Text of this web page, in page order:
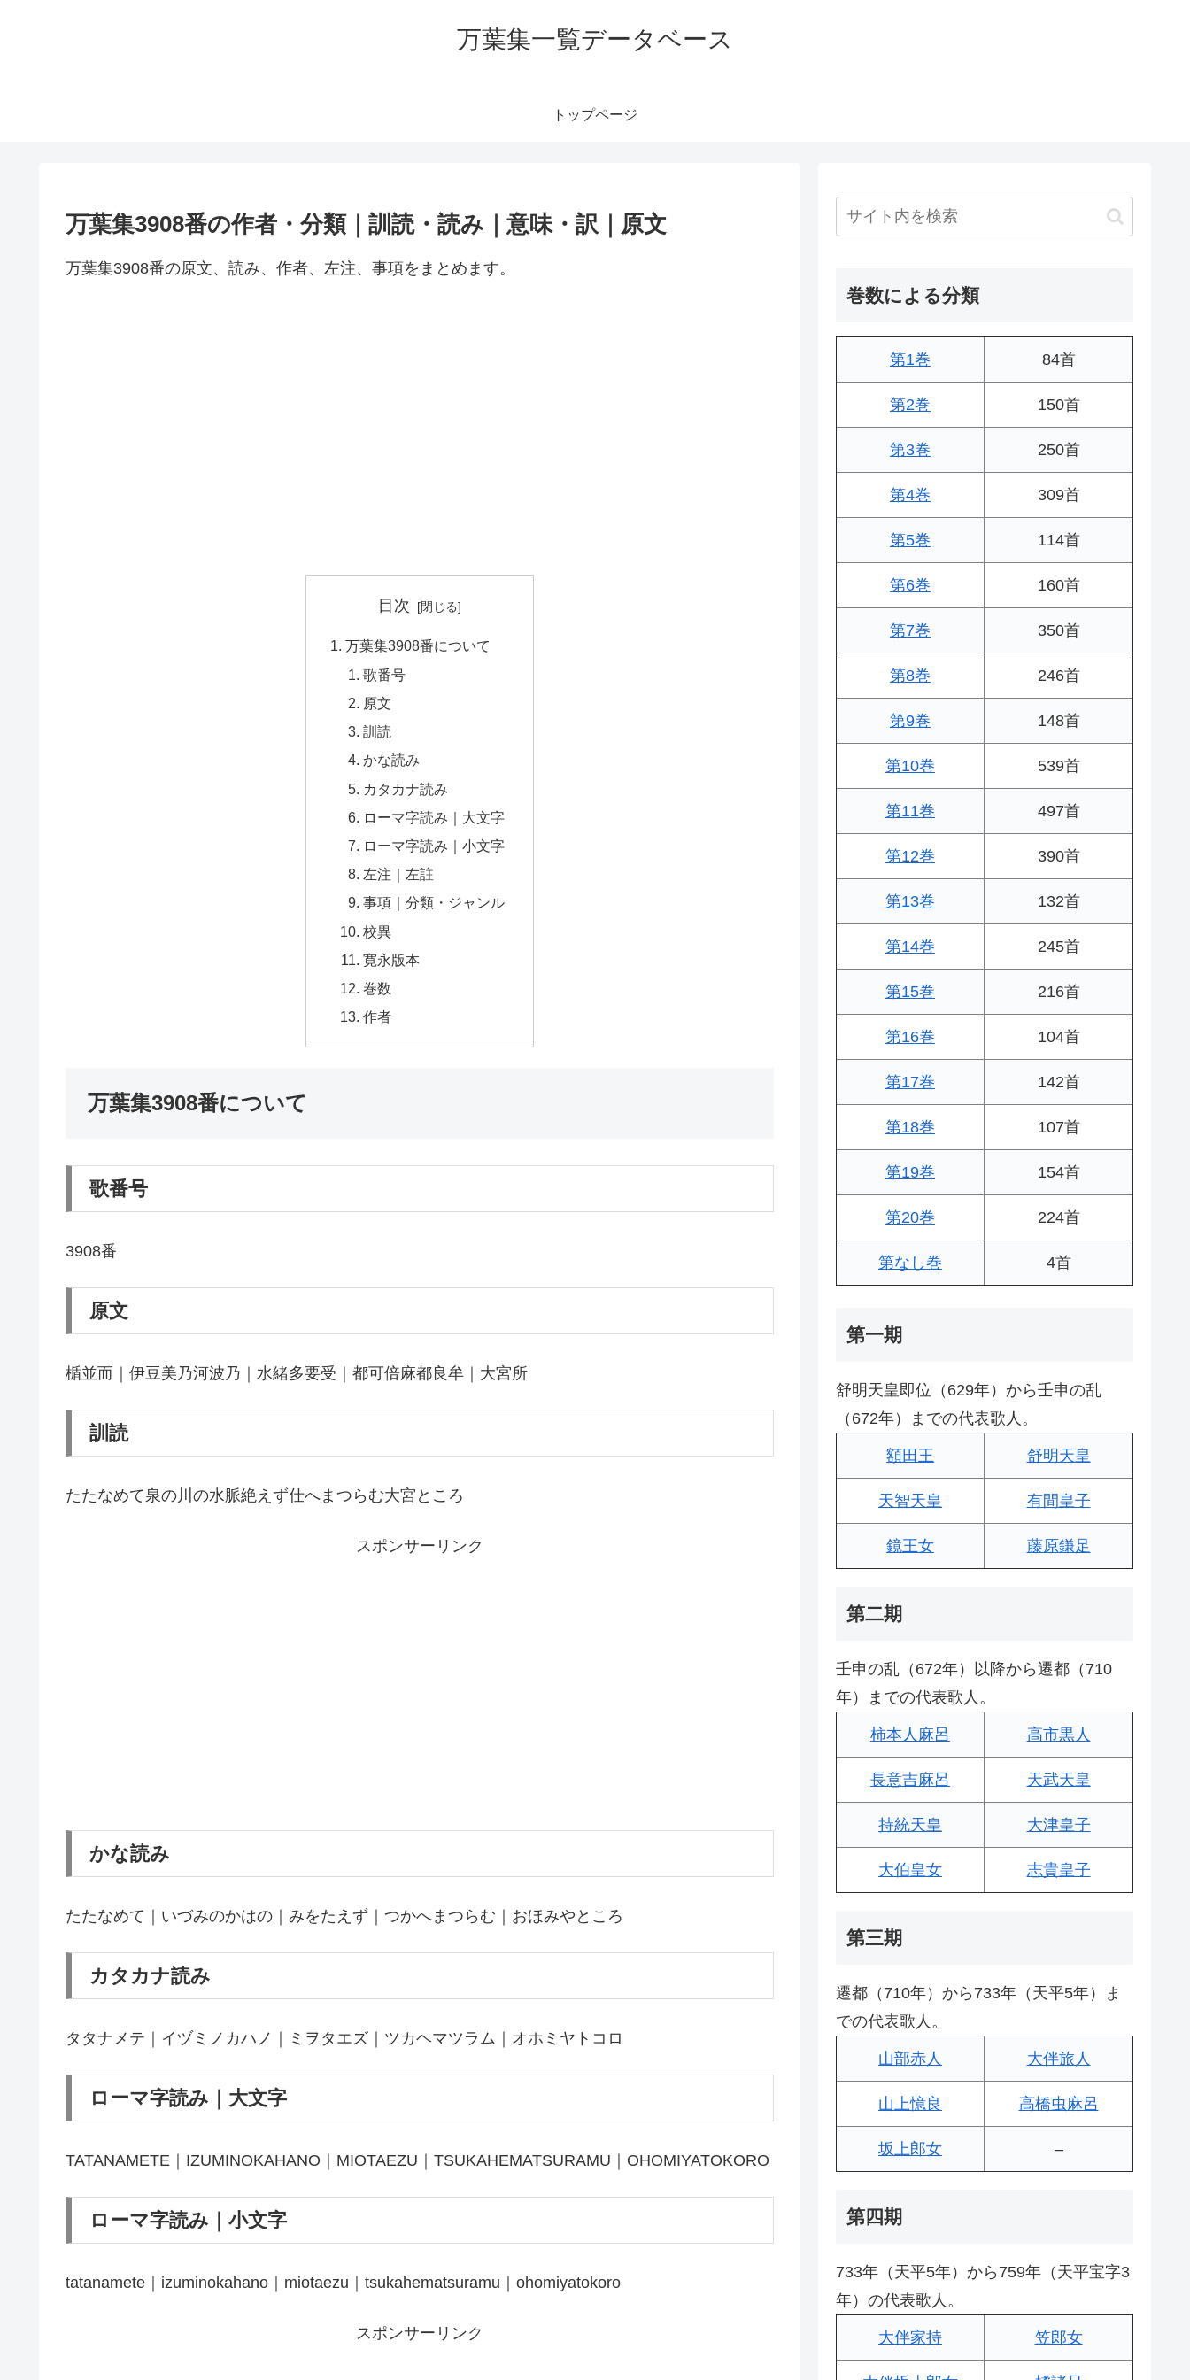
万葉集一覧データベース
トップページ
万葉集3908番の作者・分類｜訓読・読み｜意味・訳｜原文
万葉集3908番の原文、読み、作者、左注、事項をまとめます。
目次
万葉集3908番について
歌番号
原文
訓読
かな読み
カタカナ読み
ローマ字読み｜大文字
ローマ字読み｜小文字
左注｜左註
事項｜分類・ジャンル
校異
寛永版本
巻数
作者
万葉集3908番について
歌番号
3908番
原文
楯並而｜伊豆美乃河波乃｜水緒多要受｜都可倍麻都良牟｜大宮所
訓読
たたなめて泉の川の水脈絶えず仕へまつらむ大宮ところ
スポンサーリンク
かな読み
たたなめて｜いづみのかはの｜みをたえず｜つかへまつらむ｜おほみやところ
カタカナ読み
タタナメテ｜イヅミノカハノ｜ミヲタエズ｜ツカヘマツラム｜オホミヤトコロ
ローマ字読み｜大文字
TATANAMETE｜IZUMINOKAHANO｜MIOTAEZU｜TSUKAHEMATSURAMU｜OHOMIYATOKORO
ローマ字読み｜小文字
tatanamete｜izuminokahano｜miotaezu｜tsukahematsuramu｜ohomiyatokoro
スポンサーリンク
巻数による分類
第1巻 84首
第2巻 150首
第3巻 250首
第4巻 309首
第5巻 114首
第6巻 160首
第7巻 350首
第8巻 246首
第9巻 148首
第10巻 539首
第11巻 497首
第12巻 390首
第13巻 132首
第14巻 245首
第15巻 216首
第16巻 104首
第17巻 142首
第18巻 107首
第19巻 154首
第20巻 224首
第なし巻 4首
第一期
舒明天皇即位（629年）から壬申の乱
（672年）までの代表歌人。
額田王 舒明天皇
天智天皇 有間皇子
鏡王女 藤原鎌足
第二期
壬申の乱（672年）以降から遷都（710
年）までの代表歌人。
柿本人麻呂 高市黒人
長意吉麻呂 天武天皇
持統天皇 大津皇子
大伯皇女 志貴皇子
第三期
遷都（710年）から733年（天平5年）ま
での代表歌人。
山部赤人 大伴旅人
山上憶良 高橋虫麻呂
坂上郎女 –
第四期
733年（天平5年）から759年（天平宝字3
年）の代表歌人。
大伴家持 笠郎女